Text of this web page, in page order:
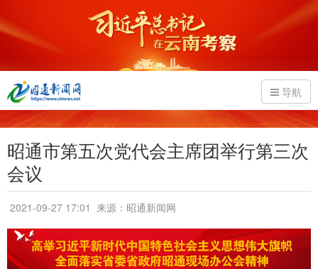
导航
昭通市第五次党代会主席团举行第三次
会议
2021-09-27 17:01 来源：昭通新闻网